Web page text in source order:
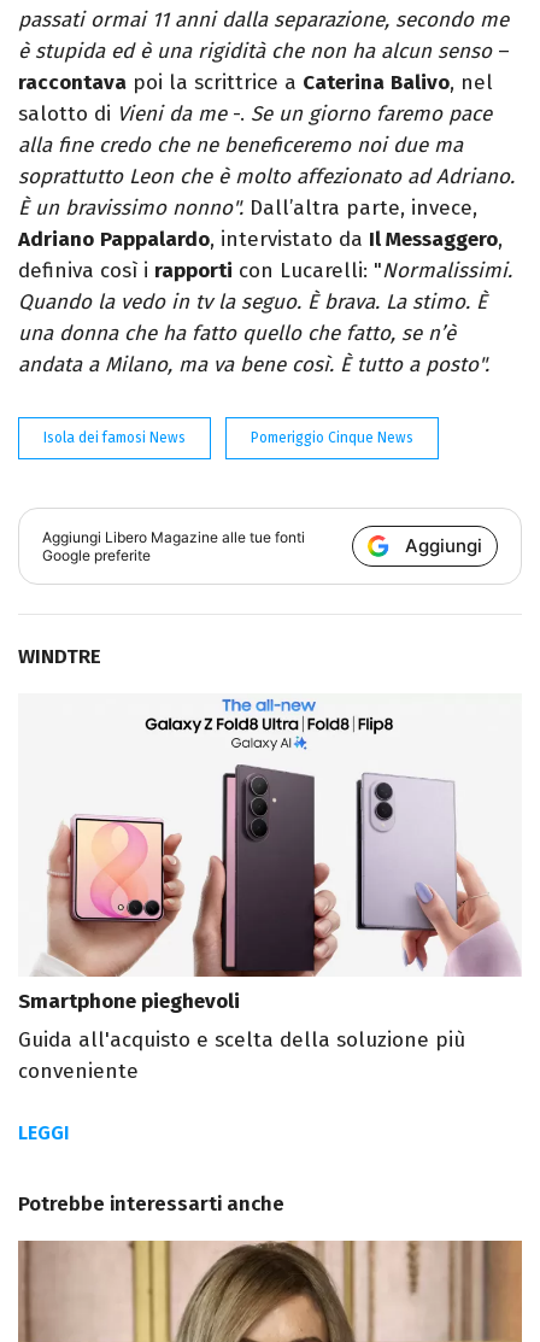
passati ormai 11 anni dalla separazione, secondo me
è stupida ed è una rigidità che non ha alcun senso–
raccontava poi la scrittrice a Caterina Balivo, nel
salotto di Vieni da me-. Se un giorno faremo pace
alla fine credo che ne beneficeremo noi due ma
soprattutto Leon che è molto affezionato ad Adriano.
È un bravissimo nonno". Dall’altra parte, invece,
Adriano Pappalardo, intervistato da Il Messaggero,
definiva così i rapporti con Lucarelli: "Normalissimi.
Quando la vedo in tv la seguo. È brava. La stimo. È
una donna che ha fatto quello che fatto, se n’è
andata a Milano, ma va bene così. È tutto a posto".
Isola dei famosi News Pomeriggio Cinque News
Aggiungi Libero Magazine alle tue fonti
Google preferite
Aggiungi
WINDTRE
Smartphone pieghevoli
Guida all'acquisto e scelta della soluzione più
conveniente
LEGGI
Potrebbe interessarti anche